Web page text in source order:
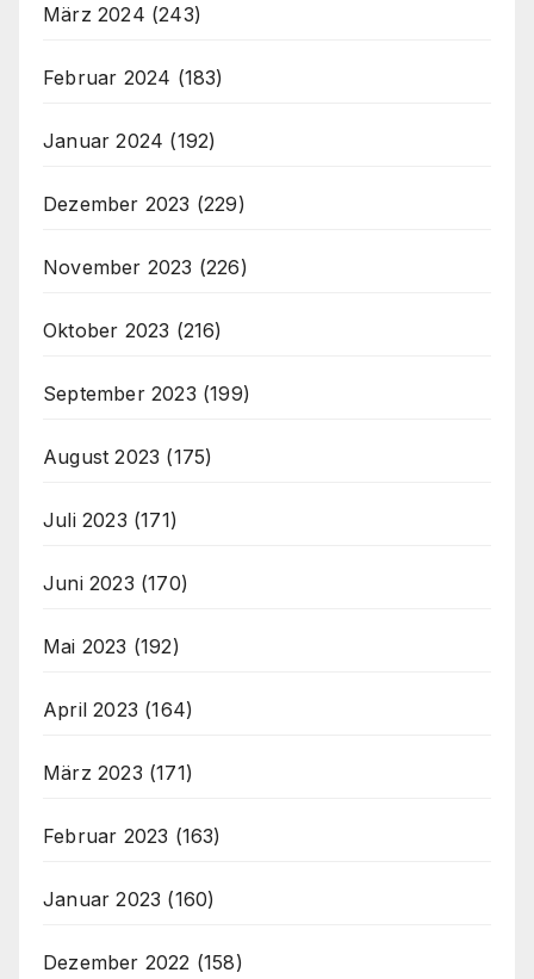
März 2024 (243)
Februar 2024 (183)
Januar 2024 (192)
Dezember 2023 (229)
November 2023 (226)
Oktober 2023 (216)
September 2023 (199)
August 2023 (175)
Juli 2023 (171)
Juni 2023 (170)
Mai 2023 (192)
April 2023 (164)
März 2023 (171)
Februar 2023 (163)
Januar 2023 (160)
Dezember 2022 (158)